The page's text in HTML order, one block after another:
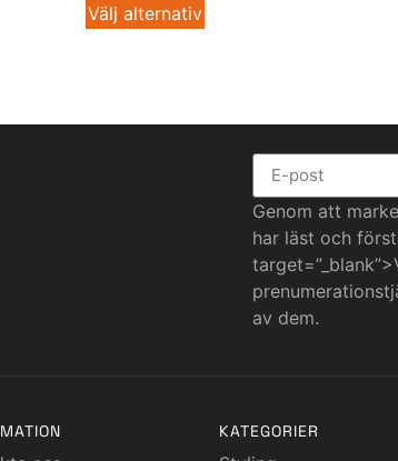
Välj alternativ
Genom att
har läst och
av dem.
KATEGORIER